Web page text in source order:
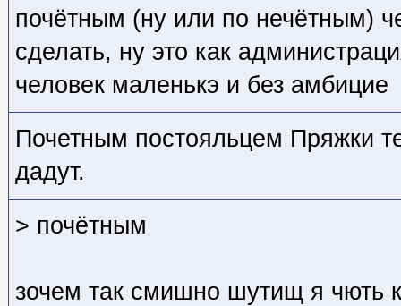
почётным (ну или по нечётным)
сделать, ну это как
человек маленькэ и без амбицие
Почетным постояльцем Пряжки
дадут.
> почётным
зочем так смишно шутищ я чють